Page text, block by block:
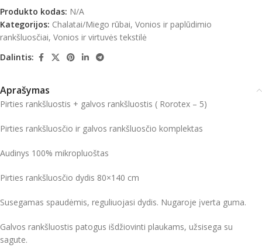
Produkto kodas: N/A
Kategorijos: Chalatai/Miego rūbai, Vonios ir paplūdimio
rankšluosčiai, Vonios ir virtuvės tekstilė
Dalintis:
Aprašymas
Pirties rankšluostis + galvos rankšluostis ( Rorotex – 5)
Pirties rankšluosčio ir galvos rankšluosčio komplektas
Audinys 100% mikropluoštas
Pirties rankšluosčio dydis 80×140 cm
Susegamas spaudėmis, reguliuojasi dydis. Nugaroje įverta guma.
Galvos rankšluostis patogus išdžiovinti plaukams, užsisega su
sagute.